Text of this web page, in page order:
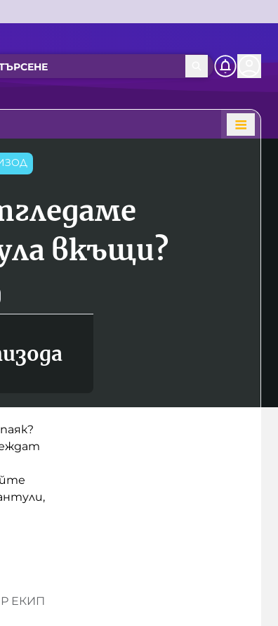
вкъщи?
ЕКИП